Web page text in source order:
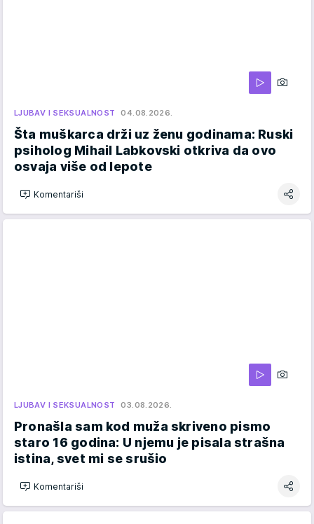
LJUBAV I SEKSUALNOST 04.08.2026.
Šta muškarca drži uz ženu godinama: Ruski
psiholog Mihail Labkovski otkriva da ovo
osvaja više od lepote
Komentariši
LJUBAV I SEKSUALNOST 03.08.2026.
Pronašla sam kod muža skriveno pismo
staro 16 godina: U njemu je pisala strašna
istina, svet mi se srušio
Komentariši